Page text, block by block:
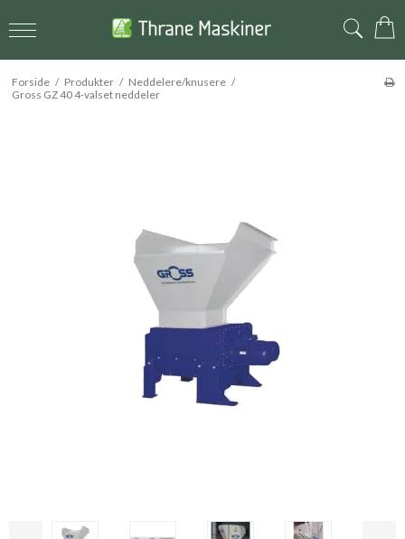
Forside / Produkter / Neddelere/knusere /
Gross GZ 40 4-valset neddeler